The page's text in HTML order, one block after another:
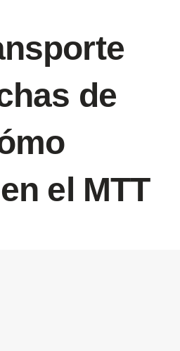
de
el MTT